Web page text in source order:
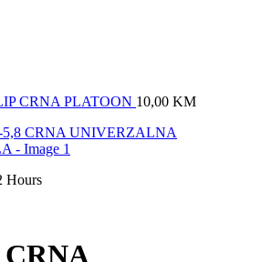
CRNA PLATOON 10,00 KM
Hours
CRNA